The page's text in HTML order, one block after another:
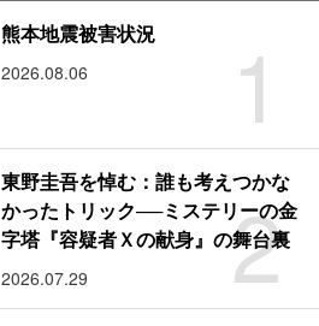
1
熊本地震被害状況
2026.08.06
2
東野圭吾を悼む：誰も考えつかな
かったトリック──ミステリーの金
字塔『容疑者Ｘの献身』の舞台裏
2026.07.29